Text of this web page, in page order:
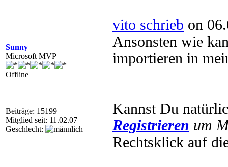
Sunny
Microsoft MVP
Offline
Beiträge: 15199
Mitglied seit: 11.02.07
Geschlecht:
vito schrieb on
Ansonsten wie
importieren in
Kannst Du
Registrieren um
Rechtsklick auf